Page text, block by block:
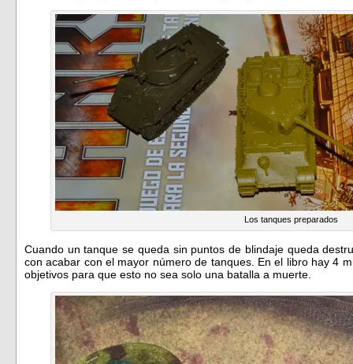
Los tanques preparados
Cuando un tanque se queda sin puntos de blindaje queda
con acabar con el mayor número de tanques. En el libro hay 4
objetivos para que esto no sea solo una batalla a muerte.